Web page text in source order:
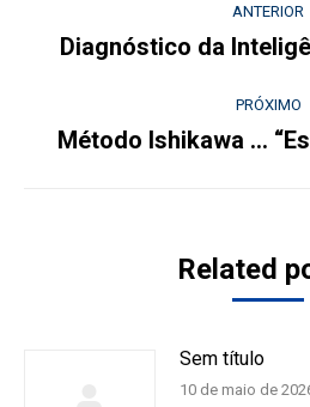
de
ANTERIOR
Post
Diagnóstico da
PRÓXIMO
Método Ishikawa …
Related
Sem título
10 de maio de